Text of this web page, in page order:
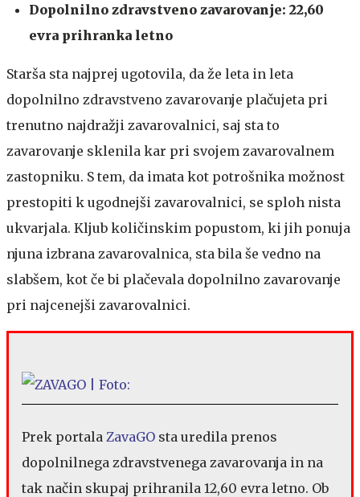
Dopolnilno zdravstveno zavarovanje: 22,60
evra prihranka letno
Starša sta najprej ugotovila, da že leta in leta
dopolnilno zdravstveno zavarovanje plačujeta pri
trenutno najdražji zavarovalnici, saj sta to
zavarovanje sklenila kar pri svojem zavarovalnem
zastopniku. S tem, da imata kot potrošnika možnost
prestopiti k ugodnejši zavarovalnici, se sploh nista
ukvarjala. Kljub količinskim popustom, ki jih ponuja
njuna izbrana zavarovalnica, sta bila še vedno na
slabšem, kot če bi plačevala dopolnilno zavarovanje
pri najcenejši zavarovalnici.
Prek portala ZavaGO sta uredila prenos
dopolnilnega zdravstvenega zavarovanja in na
tak način skupaj prihranila 12,60 evra letno. Ob